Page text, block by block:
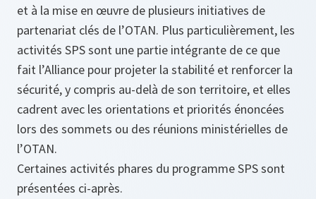
et à la mise en œuvre de plusieurs initiatives de
partenariat clés de l’OTAN. Plus particulièrement, les
activités SPS sont une partie intégrante de ce que
fait l’Alliance pour projeter la stabilité et renforcer la
sécurité, y compris au-delà de son territoire, et elles
cadrent avec les orientations et priorités énoncées
lors des sommets ou des réunions ministérielles de
l’OTAN.
Certaines activités phares du programme SPS sont
présentées ci-après.